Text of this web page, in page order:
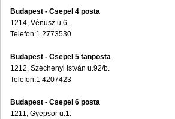
Budapest - Csepel 4 posta
1214, Vénusz u.6.
Telefon:1 2773530
Budapest - Csepel 5 tanposta
1212, Széchenyi István u.92/b.
Telefon:1 4207423
Budapest - Csepel 6 posta
1211, Gyepsor u.1.